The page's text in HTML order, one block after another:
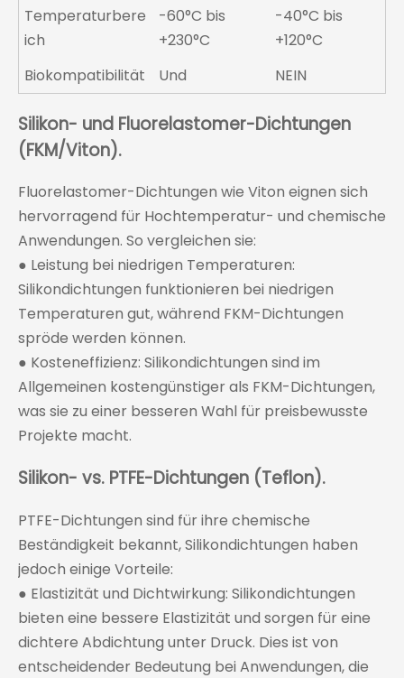
Temperaturbere
ich
-60°C bis
+230°C
-40°C bis
+120°C
Biokompatibilität
Und NEIN
Silikon- und Fluorelastomer-Dichtungen
(FKM/Viton).
Fluorelastomer-Dichtungen wie Viton eignen sich
hervorragend für Hochtemperatur- und chemische
Anwendungen. So vergleichen sie:
● Leistung bei niedrigen Temperaturen:
Silikondichtungen funktionieren bei niedrigen
Temperaturen gut, während FKM-Dichtungen
spröde werden können.
● Kosteneffizienz: Silikondichtungen sind im
Allgemeinen kostengünstiger als FKM-Dichtungen,
was sie zu einer besseren Wahl für preisbewusste
Projekte macht.
Silikon- vs. PTFE-Dichtungen (Teflon).
PTFE-Dichtungen sind für ihre chemische
Beständigkeit bekannt, Silikondichtungen haben
jedoch einige Vorteile:
● Elastizität und Dichtwirkung: Silikondichtungen
bieten eine bessere Elastizität und sorgen für eine
dichtere Abdichtung unter Druck. Dies ist von
entscheidender Bedeutung bei Anwendungen, die